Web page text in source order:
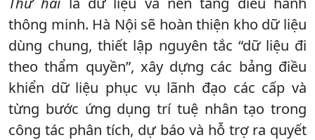
thông minh. Hà Nội sẽ hoàn thiện kho dữ liệu
dùng chung, thiết lập nguyên tắc “dữ liệu đi
theo thẩm quyền”, xây dựng các bảng điều
khiển dữ liệu phục vụ lãnh đạo các cấp và
từng bước ứng dụng trí tuệ nhân tạo trong
công tác phân tích, dự báo và hỗ trợ ra quyết